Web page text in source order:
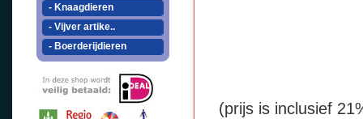
- Knaagdieren
- Vijver artike..
- Boerderijdieren
(prijs is inclusief